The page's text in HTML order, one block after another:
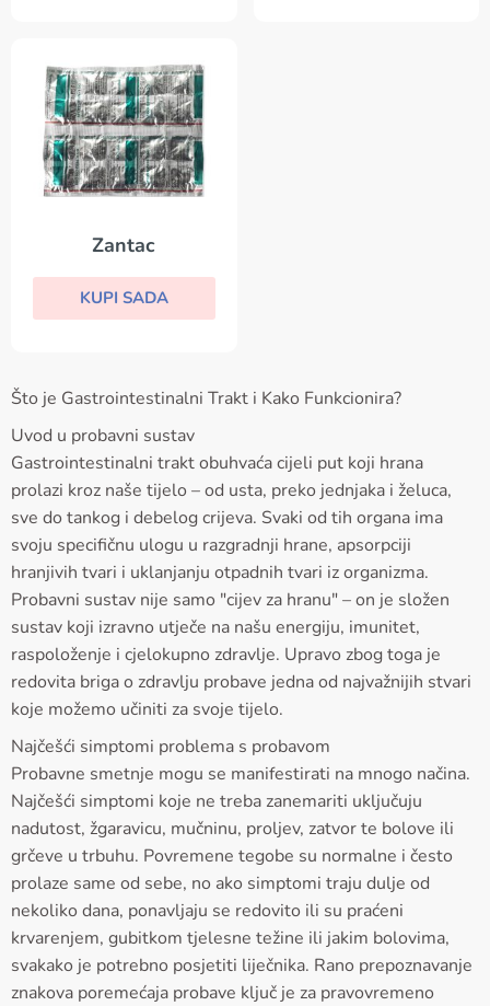
Zantac
KUPI SADA
Što je Gastrointestinalni Trakt i Kako Funkcionira?
Uvod u probavni sustav
Gastrointestinalni trakt obuhvaća cijeli put koji hrana
prolazi kroz naše tijelo – od usta, preko jednjaka i želuca,
sve do tankog i debelog crijeva. Svaki od tih organa ima
svoju specifičnu ulogu u razgradnji hrane, apsorpciji
hranjivih tvari i uklanjanju otpadnih tvari iz organizma.
Probavni sustav nije samo "cijev za hranu" – on je složen
sustav koji izravno utječe na našu energiju, imunitet,
raspoloženje i cjelokupno zdravlje. Upravo zbog toga je
redovita briga o zdravlju probave jedna od najvažnijih stvari
koje možemo učiniti za svoje tijelo.
Najčešći simptomi problema s probavom
Probavne smetnje mogu se manifestirati na mnogo načina.
Najčešći simptomi koje ne treba zanemariti uključuju
nadutost, žgaravicu, mučninu, proljev, zatvor te bolove ili
grčeve u trbuhu. Povremene tegobe su normalne i često
prolaze same od sebe, no ako simptomi traju dulje od
nekoliko dana, ponavljaju se redovito ili su praćeni
krvarenjem, gubitkom tjelesne težine ili jakim bolovima,
svakako je potrebno posjetiti liječnika. Rano prepoznavanje
znakova poremećaja probave ključ je za pravovremeno